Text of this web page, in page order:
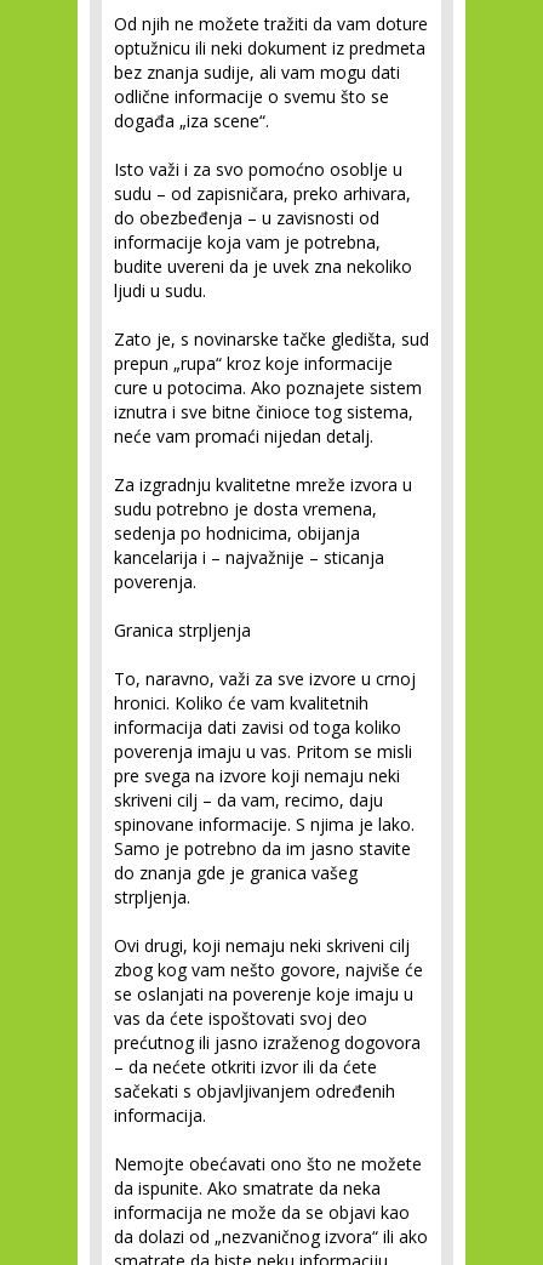
Od njih ne možete tražiti da vam doture
optužnicu ili neki dokument iz predmeta
bez znanja sudije, ali vam mogu dati
odlične informacije o svemu što se
događa „iza scene“.
Isto važi i za svo pomoćno osoblje u
sudu – od zapisničara, preko arhivara,
do obezbeđenja – u zavisnosti od
informacije koja vam je potrebna,
budite uvereni da je uvek zna nekoliko
ljudi u sudu.
Zato je, s novinarske tačke gledišta, sud
prepun „rupa“ kroz koje informacije
cure u potocima. Ako poznajete sistem
iznutra i sve bitne činioce tog sistema,
neće vam promaći nijedan detalj.
Za izgradnju kvalitetne mreže izvora u
sudu potrebno je dosta vremena,
sedenja po hodnicima, obijanja
kancelarija i – najvažnije – sticanja
poverenja.
Granica strpljenja
To, naravno, važi za sve izvore u crnoj
hronici. Koliko će vam kvalitetnih
informacija dati zavisi od toga koliko
poverenja imaju u vas. Pritom se misli
pre svega na izvore koji nemaju neki
skriveni cilj – da vam, recimo, daju
spinovane informacije. S njima je lako.
Samo je potrebno da im jasno stavite
do znanja gde je granica vašeg
strpljenja.
Ovi drugi, koji nemaju neki skriveni cilj
zbog kog vam nešto govore, najviše će
se oslanjati na poverenje koje imaju u
vas da ćete ispoštovati svoj deo
prećutnog ili jasno izraženog dogovora
– da nećete otkriti izvor ili da ćete
sačekati s objavljivanjem određenih
informacija.
Nemojte obećavati ono što ne možete
da ispunite. Ako smatrate da neka
informacija ne može da se objavi kao
da dolazi od „nezvaničnog izvora“ ili ako